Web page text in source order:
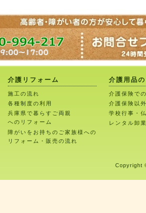
介護リフォーム
施工の流れ
各種制度の利用
兵庫県で暮らすご両親
へのリフォーム
障がいをお持ちのご家族様への
リフォーム・販売の流れ
介護用品
介護保険で
介護保険以
学校行事・
レンタル卸
Copyright